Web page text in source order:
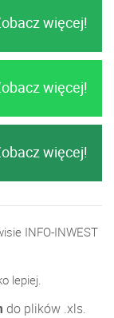
więcej!
więcej!
więcej!
INFO-INWEST
lepiej.
do plików .xls.